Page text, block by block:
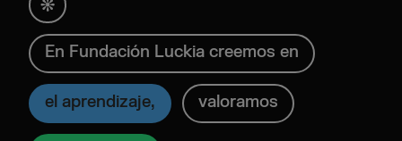
En Fundación Luckia creemos en
el aprendizaje, valoramos